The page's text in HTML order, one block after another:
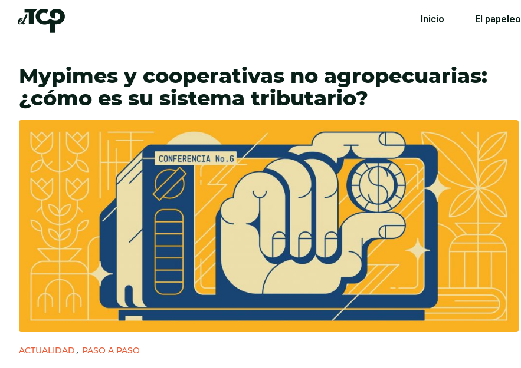
Inicio El papeleo
Mypimes y cooperativas no agropecuarias:
¿cómo es su sistema tributario?
ACTUALIDAD , PASO A PASO